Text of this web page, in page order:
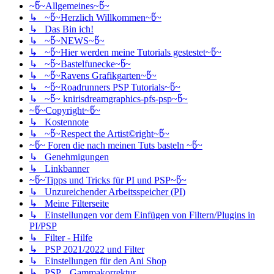
~წ~Allgemeines~წ~
↳ ~წ~Herzlich Willkommen~წ~
↳ Das Bin ich!
↳ ~წ~NEWS~წ~
↳ ~წ~Hier werden meine Tutorials gestestet~წ~
↳ ~წ~Bastelfunecke~წ~
↳ ~წ~Ravens Grafikgarten~წ~
↳ ~წ~Roadrunners PSP Tutorials~წ~
↳ ~წ~ knirisdreamgraphics-pfs-psp~წ~
~წ~Copyright~წ~
↳ Kostennote
↳ ~წ~Respect the Artist©right~წ~
~წ~ Foren die nach meinen Tuts basteln ~წ~
↳ Genehmigungen
↳ Linkbanner
~წ~Tipps und Tricks für PI und PSP~წ~
↳ Unzureichender Arbeitsspeicher (PI)
↳ Meine Filterseite
↳ Einstellungen vor dem Einfügen von Filtern/Plugins in
PI/PSP
↳ Filter - Hilfe
↳ PSP 2021/2022 und Filter
↳ Einstellungen für den Ani Shop